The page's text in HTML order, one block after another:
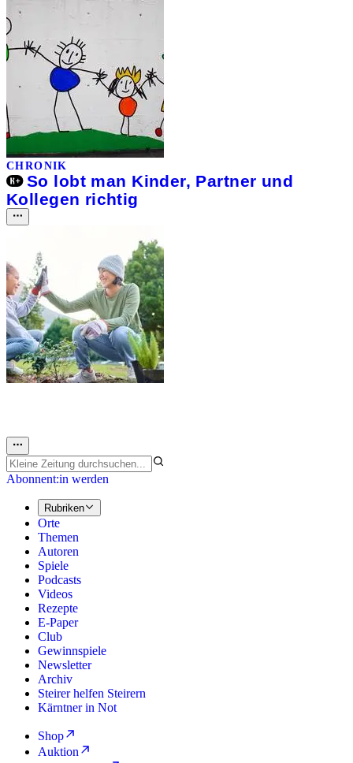
CHRONIK
So lobt man Kinder, Partner und
Kollegen richtig
Abonnent:in werden
Rubriken
Orte
Themen
Autoren
Spiele
Podcasts
Videos
Rezepte
E-Paper
Club
Gewinnspiele
Newsletter
Archiv
Steirer helfen Steirern
Kärntner in Not
Shop
Auktion